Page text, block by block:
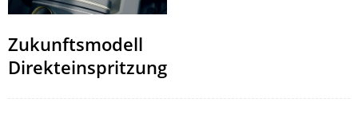
Zukunftsmodell
Direkteinspritzung